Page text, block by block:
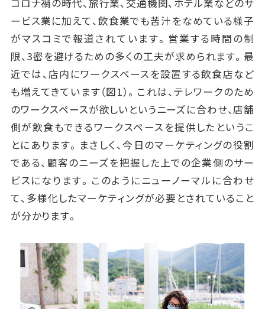
コロナ禍の時代、旅行業、交通機関、ホテル業などのサ
ービス業に加えて、飲食業でも苦汁をなめている様子
がマスコミで報道されています。営業する時間の制
限、3密を避けるための多くの工夫が求められます。最
近では、店内にワークスペースを設置する飲食店など
も増えてきています（図1）。これは、テレワークのため
のワークスペースが欲しいというニーズに合わせ、店舗
側が飲食もできるワークスペースを提供したというこ
とにあります。まさしく、今日のマーケティングの役割
である、顧客のニーズを把握した上での企業側のサー
ビスになります。このようにニューノーマルに合わせ
て、多様化したマーケティングが必要とされていること
が分かります。